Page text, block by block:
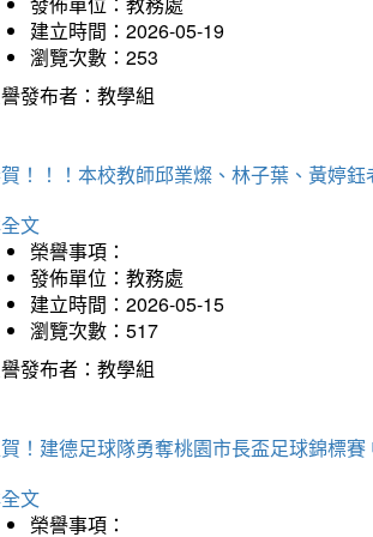
建立時間：2026-05-19
瀏覽次數：253
發布者：教學組
！！！本校教師邱業燦、林子葉、黃婷
文
榮譽事項：
發佈單位：教務處
建立時間：2026-05-15
瀏覽次數：517
發布者：教學組
！建德足球隊勇奪桃園市長盃足球錦標賽
文
榮譽事項：